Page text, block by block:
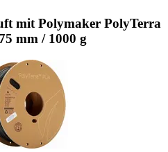
mit Polymaker PolyTerra
mm / 1000 g